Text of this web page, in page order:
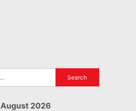
August 2026